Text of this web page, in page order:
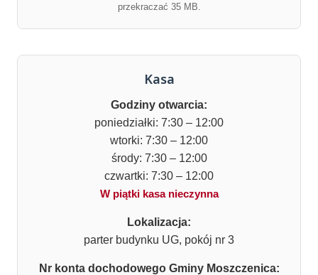
przekraczać 35 MB.
Kasa
Godziny otwarcia:
poniedziałki: 7:30 – 12:00
wtorki: 7:30 – 12:00
środy: 7:30 – 12:00
czwartki: 7:30 – 12:00
W piątki kasa nieczynna
Lokalizacja:
parter budynku UG, pokój nr 3
Nr konta dochodowego Gminy Moszczenica: